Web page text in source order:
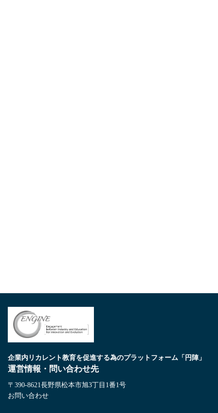
企業内リカレント教育を促進する為のプラットフォーム「円陣」
運営情報・問い合わせ先
〒390-8621長野県松本市旭3丁目1番1号
お問い合わせ